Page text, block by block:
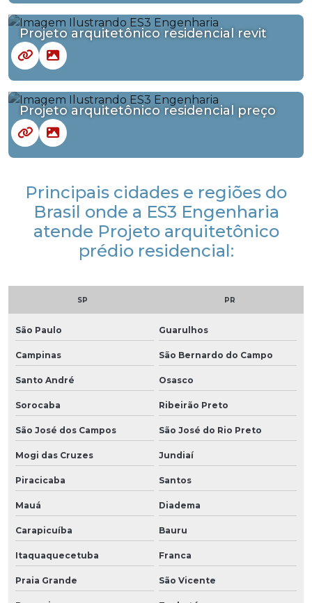
Projeto arquitetônico residencial revit
Projeto arquitetônico residencial preço
Principais cidades e regiões do
Brasil onde a ES3 Engenharia
atende Projeto arquitetônico
prédio residencial:
SP PR
São Paulo Guarulhos
Campinas São Bernardo do Campo
Santo André Osasco
Sorocaba Ribeirão Preto
São José dos Campos São José do Rio Preto
Mogi das Cruzes Jundiaí
Piracicaba Santos
Mauá Diadema
Carapicuíba Bauru
Itaquaquecetuba Franca
Praia Grande São Vicente